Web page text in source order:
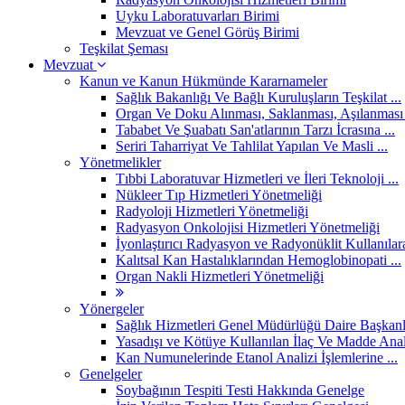
Uyku Laboratuvarları Birimi
Mevzuat ve Genel Görüş Birimi
Teşkilat Şeması
Mevzuat
Kanun ve Kanun Hükmünde Kararnameler
Sağlık Bakanlığı Ve Bağlı Kuruluşların Teşkilat ...
Organ Ve Doku Alınması, Saklanması,
Tababet Ve Şuabatı San'atlarının Tarzı İcrasına ...
Seriri Taharriyat Ve Tahlilat Yapılan Ve Masli ...
Yönetmelikler
Tıbbi Laboratuvar Hizmetleri ve İleri Teknoloji ...
Nükleer Tıp Hizmetleri Yönetmeliği
Radyoloji Hizmetleri Yönetmeliği
Radyasyon Onkolojisi Hizmetleri Yönetmeliği
İyonlaştırıcı Radyasyon ve Radyonüklit
Kalıtsal Kan Hastalıklarından Hemoglobinopati ...
Organ Nakli Hizmetleri Yönetmeliği
Yönergeler
Sağlık Hizmetleri Genel Müdürlüğü Daire
Yasadışı ve Kötüye Kullanılan İlaç Ve Madde
Kan Numunelerinde Etanol Analizi İşlemlerine ...
Genelgeler
Soybağının Tespiti Testi Hakkında Genelge